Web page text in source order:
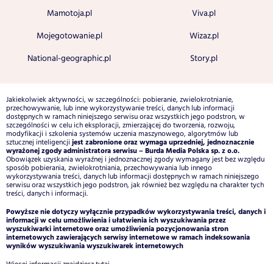
Mamotoja.pl
Mojegotowanie.pl
National-geographic.pl
Viva.pl
Wizaz.pl
Story.pl
Jakiekolwiek aktywności, w szczególności: pobieranie, zwielokrotnianie,
przechowywanie, lub inne wykorzystywanie treści, danych lub informacji
dostępnych w ramach niniejszego serwisu oraz wszystkich jego podstron, w
szczególności w celu ich eksploracji, zmierzającej do tworzenia, rozwoju,
modyfikacji i szkolenia systemów uczenia maszynowego, algorytmów lub
sztucznej inteligencji jest zabronione oraz wymaga uprzedniej, jednoznacznie
wyrażonej zgody administratora serwisu – Burda Media Polska sp. z o.o.
Obowiązek uzyskania wyraźnej i jednoznacznej zgody wymagany jest bez względu
sposób pobierania, zwielokrotniania, przechowywania lub innego
wykorzystywania treści, danych lub informacji dostępnych w ramach niniejszego
serwisu oraz wszystkich jego podstron, jak również bez względu na charakter tych
treści, danych i informacji.
Powyższe nie dotyczy wyłącznie przypadków wykorzystywania treści, danych i
informacji w celu umożliwienia i ułatwienia ich wyszukiwania przez
wyszukiwarki internetowe oraz umożliwienia pozycjonowania stron
internetowych zawierających serwisy internetowe w ramach indeksowania
wyników wyszukiwania wyszukiwarek internetowych